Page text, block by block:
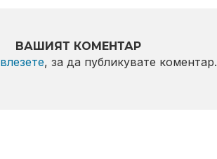
ВАШИЯТ КОМЕНТАР
влезете, за да публикувате коментар.